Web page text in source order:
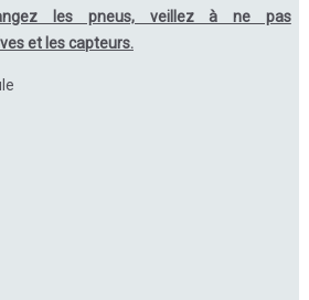
les pneus, veillez à ne pas
et les capteurs.